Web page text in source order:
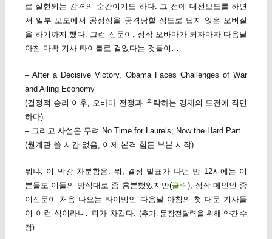
로 실현되는 감격의 순간이기도 하다. 그 전에 대선보도를 하면
서 일부 보도에서 공정성을 공격당할 정도로 답지 않은 오버질
을 하기까지 했다. 그런 신문이, 정작 오바마가 되자마자 다음날
아침 마빡 기사 타이틀로 걸었다는 것들이…
– After a Decisive Victory, Obama Faces Challenges of War
and Ailing Economy
(결정적 승리 이후, 오바마 전쟁과 추락하는 경제의 도전에 직면
하다)
– 그리고 사설은 무려 No Time for Laurels; Now the Hard Part
(월계관 쓸 시간 없음, 이제 본격 힘든 부분 시작)
뭐냐, 이 막강 차분함은. 뭐, 결정 발표가 나던 밤 12시에는 이
분들도 이들의 방식대로 좀 흥분했었지만(클릭), 정작 메인인 종
이신문이 처음 나오는 타이밍인 다음날 아침의 첫 대문 기사들
이 이런 식이라니. 피가 차갑다. (추가: 문장전달력을 위해 약간 수
정)